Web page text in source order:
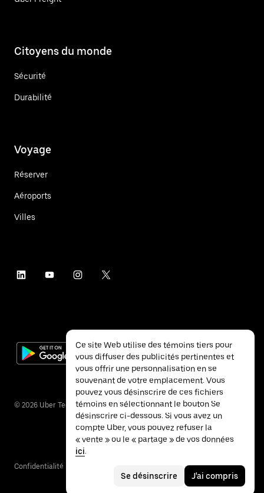
Citoyens du monde
Sécurité
Durabilité
Voyage
Réserver
Aéroports
Villes
© 2026 Uber Technologies inc.
Confidentialité
Ce site Web utilise des témoins tiers pour
vous diffuser des publicités pertinentes et
vous offrir une personnalisation en se
souvenant de votre emplacement. Vous
pouvez vous désinscrire de ces fichiers
témoins en sélectionnant le bouton Se
désinscrire ci-dessous. Si vous avez un
compte Uber, vous pouvez refuser la
« vente » ou le « partage » de vos données
ici.
Se désinscrire J'ai compris